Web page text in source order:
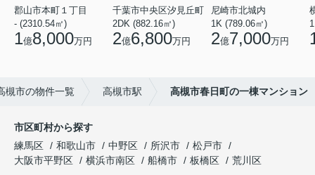
郡山市本町１丁目
- (2310.54㎡)
1億8,000万円
千葉市中央区汐見丘町
2DK (882.16㎡)
2億6,800万円
尼崎市北城内
1K (789.06㎡)
2億7,000万円
槻市の物件一覧 高槻市駅 高槻市春日町の一棟マンション
市区町村から探す
練馬区
和歌山市 中野区 所沢市
松戸市
大阪市平野区
横浜市南区 船橋市 板橋区
荒川区